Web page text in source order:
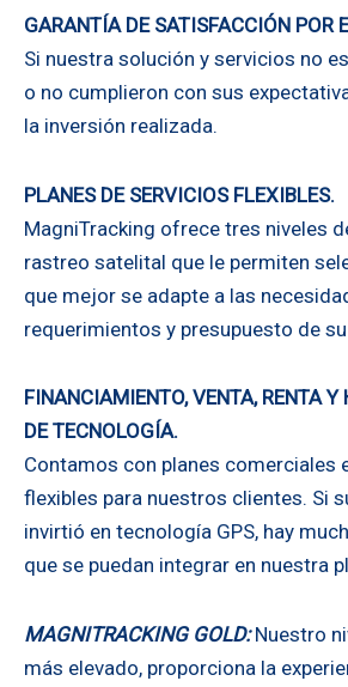
GARANTÍA DE SATISFACCIÓN POR
Si nuestra solución y servicios no
o no cumplieron con sus
la inversión realizada.
PLANES DE SERVICIOS FLEXIBLES.
MagniTracking ofrece tres niveles
rastreo satelital que le permiten
que mejor se adapte a las
requerimientos y presupuesto de
FINANCIAMIENTO, VENTA, RENTA
DE TECNOLOGÍA.
Contamos con planes comerciales
flexibles para nuestros clientes. Si
invirtió en tecnología GPS, hay
que se puedan integrar en nuestra
MAGNITRACKING GOLD: Nuestro
más elevado, proporciona la